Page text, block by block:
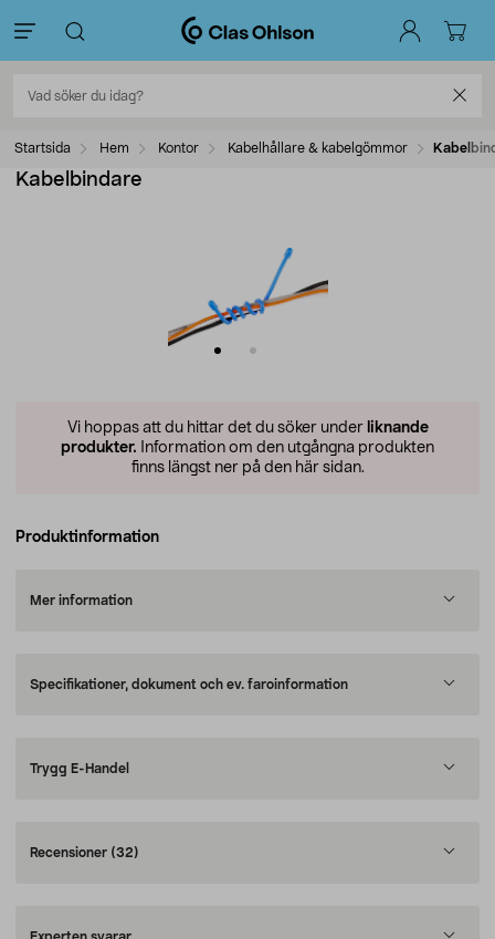
Startsida Hem Kontor Kabelhållare & kabelgömmor
Kabelbindare
Vi hoppas att du hittar det du söker under liknande
produkter. Information om den utgångna produkten
finns längst ner på den här sidan.
Produktinformation
Mer information
Specifikationer, dokument och ev. faroinformation
Trygg E-Handel
Recensioner (32)